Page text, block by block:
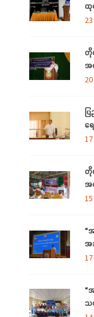
ထု
ဒ
တို
အ
မ
ပ
ရ
လူ
တို
အ
တို့
“
အ
“
သ